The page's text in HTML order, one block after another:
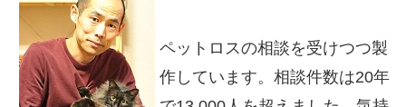
ペットロスの相談を受けつつ製
作しています。相談件数は20年